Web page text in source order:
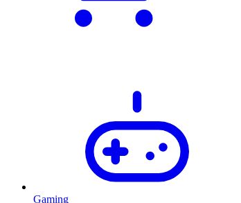
Gaming